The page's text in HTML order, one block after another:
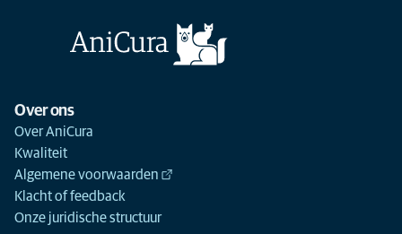
Over ons
Over AniCura
Kwaliteit
Algemene voorwaarden
Klacht of feedback
Onze juridische structuur